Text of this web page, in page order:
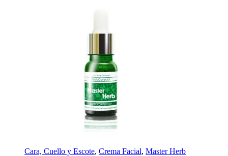
Cara, Cuello y Escote, Crema Facial, Master Herb